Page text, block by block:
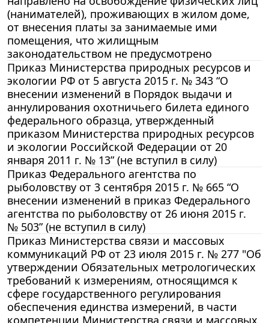
(нанимателей), проживающих в жилом доме,
от внесения платы за занимаемые ими
помещения, что жилищным
законодательством не предусмотрено
Приказ Министерства природных ресурсов и
экологии РФ от 5 августа 2015 г. № 343 “О
внесении изменений в Порядок выдачи и
аннулирования охотничьего билета единого
федерального образца, утвержденный
приказом Министерства природных ресурсов
и экологии Российской Федерации от 20
января 2011 г. № 13” (не вступил в силу)
Приказ Федерального агентства по
рыболовству от 3 сентября 2015 г. № 665 “О
внесении изменений в приказ Федерального
агентства по рыболовству от 26 июня 2015 г.
№ 503” (не вступил в силу)
Приказ Министерства связи и массовых
коммуникаций РФ от 23 июля 2015 г. № 277 "Об
утверждении Обязательных метрологических
требований к измерениям, относящимся к
сфере государственного регулирования
обеспечения единства измерений, в части
компетенции Министерства связи и массовых